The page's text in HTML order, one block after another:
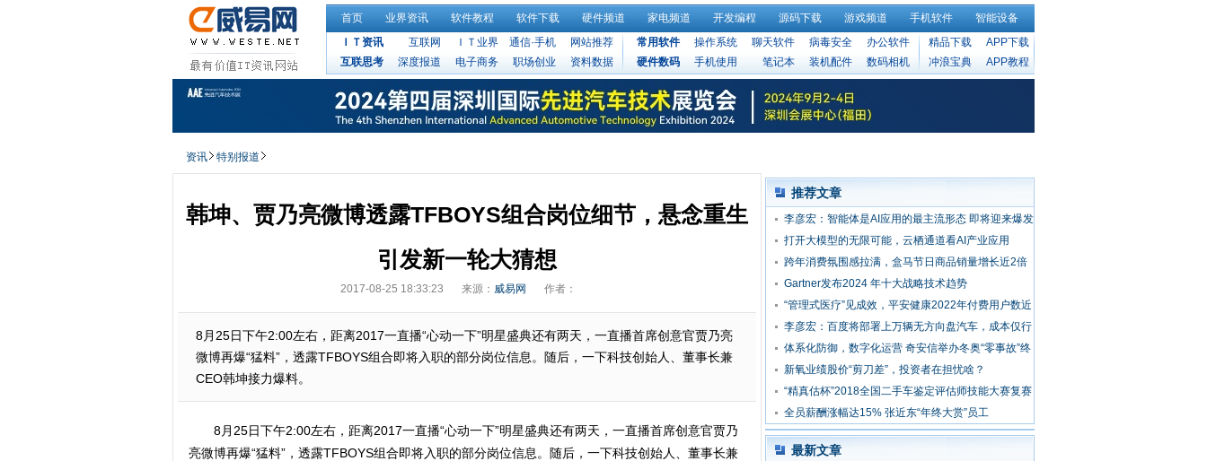
首页 业界资讯 软件教程 软件下载 硬件频道 家电频道 开发编程 源码下载 游戏频道 手机软件
智能设备
ＩＴ资讯
互联网 ＩＴ业界 通信·手机
网站推荐
互联思考
深度报道 电子商务 职场创业 资料数据
常用软件 操作系统 聊天软件 病毒安全
办公软件
硬件数码
手机使用 笔记本 装机配件 数码相机
精品下载
APP下载
冲浪宝典
APP教程
资讯 特别报道
韩坤、贾乃亮微博透露TFBOYS组合岗位细节，悬念重生
引发新一轮大猜想
2017-08-25 18:33:23 来源： 威易网 作者：
8月25日下午2:00左右，距离2017一直播“心动一下”明星盛典还有两天，一直播首席创意官贾乃亮
微博再爆“猛料”，透露TFBOYS组合即将入职的部分岗位信息。随后，一下科技创始人、董事长兼
CEO韩坤接力爆料。
8月25日下午2:00左右，距离2017一直播“心动一下”明星盛典还有两天，一直播首席创意官贾乃
亮微博再爆“猛料”，透露TFBOYS组合即将入职的部分岗位信息。随后，一下科技创始人、董事长兼
推荐文章
李彦宏：智能体是AI应用的最主流形态 即将迎来爆发
点
打开大模型的无限可能，云栖通道看AI产业应用
跨年消费氛围感拉满，盒马节日商品销量增长近2倍
Gartner发布2024 年十大战略技术趋势
“管理式医疗”见成效，平安健康2022年付费用户数近
4300万，毛利
李彦宏：百度将部署上万辆无方向盘汽车，成本仅行
业十分之一
体系化防御，数字化运营 奇安信举办冬奥“零事故”终
端安全分享
新氧业绩股价“剪刀差”，投资者在担忧啥？
“精真估杯”2018全国二手车鉴定评估师技能大赛复赛
在京启动
全员薪酬涨幅达15% 张近东“年终大赏”员工
最新文章